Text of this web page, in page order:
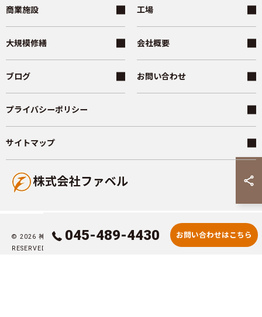
045-489-4430 お問い合わせはこちら
商業施設 工場
大規模修繕 会社概要
ブログ お問い合わせ
プライバシーポリシー
サイトマップ
© 2026 神奈川県横浜市の外壁塗装なら株式会社ファベル ALL RIGHTS
RESERVED.